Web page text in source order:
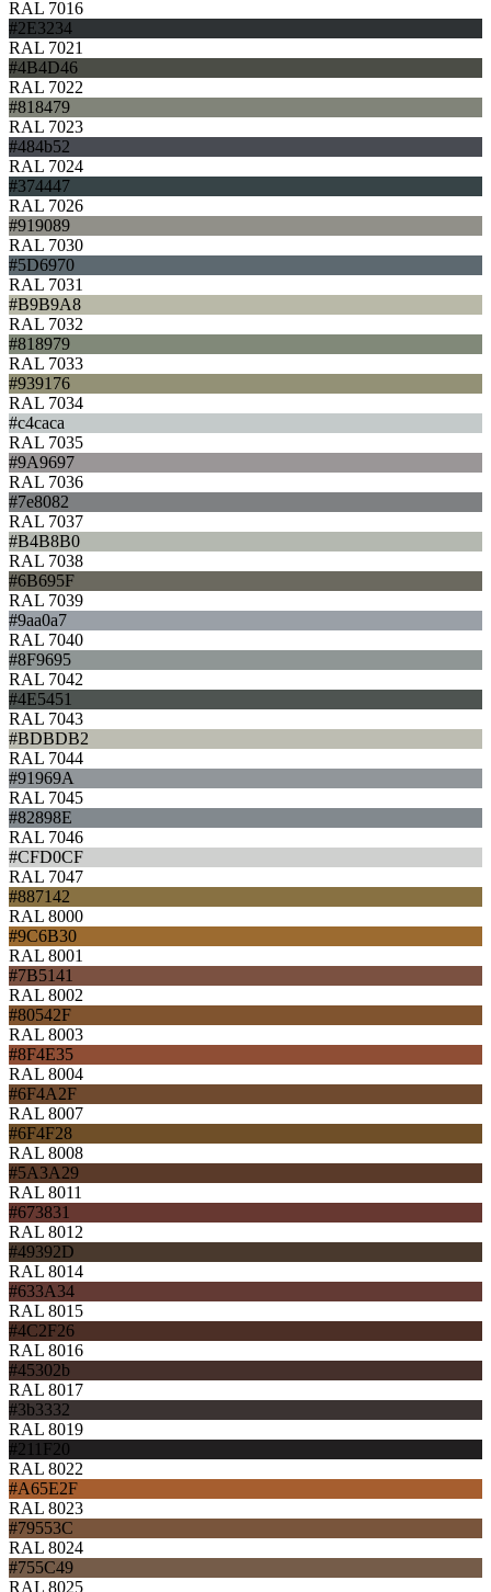
RAL 7016
#2E3234
RAL 7021
#4B4D46
RAL 7022
#818479
RAL 7023
#484b52
RAL 7024
#374447
RAL 7026
#919089
RAL 7030
#5D6970
RAL 7031
#B9B9A8
RAL 7032
#818979
RAL 7033
#939176
RAL 7034
#c4caca
RAL 7035
#9A9697
RAL 7036
#7e8082
RAL 7037
#B4B8B0
RAL 7038
#6B695F
RAL 7039
#9aa0a7
RAL 7040
#8F9695
RAL 7042
#4E5451
RAL 7043
#BDBDB2
RAL 7044
#91969A
RAL 7045
#82898E
RAL 7046
#CFD0CF
RAL 7047
#887142
RAL 8000
#9C6B30
RAL 8001
#7B5141
RAL 8002
#80542F
RAL 8003
#8F4E35
RAL 8004
#6F4A2F
RAL 8007
#6F4F28
RAL 8008
#5A3A29
RAL 8011
#673831
RAL 8012
#49392D
RAL 8014
#633A34
RAL 8015
#4C2F26
RAL 8016
#45302b
RAL 8017
#3b3332
RAL 8019
#211F20
RAL 8022
#A65E2F
RAL 8023
#79553C
RAL 8024
#755C49
RAL 8025